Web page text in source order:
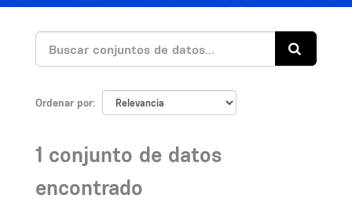
Ordenar por
1 conjunto de datos
encontrado